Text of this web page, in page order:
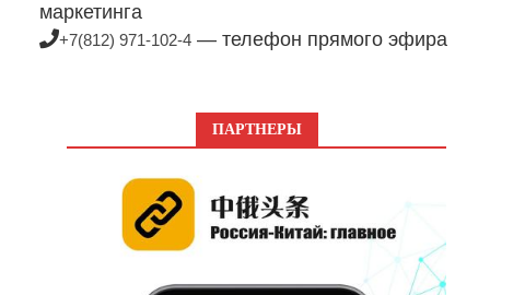
маркетинга
+7(812) 971-102-4 — телефон прямого эфира
ПАРТНЕРЫ